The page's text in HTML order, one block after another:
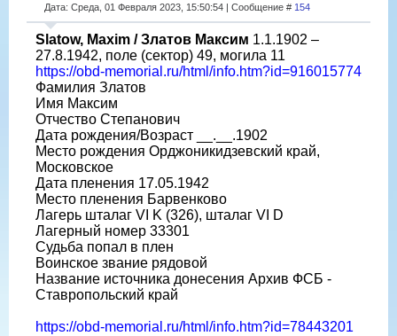
Дата: Среда, 01 Февраля 2023, 15:50:54 | Сообщение # 154
Slatow, Maxim / Златов Максим 1.1.1902 –
27.8.1942, поле (сектор) 49, могила 11
https://obd-memorial.ru/html/info.htm?id=916015774
Фамилия Златов
Имя Максим
Отчество Степанович
Дата рождения/Возраст __.__.1902
Место рождения Орджоникидзевский край,
Московское
Дата пленения 17.05.1942
Место пленения Барвенково
Лагерь шталаг VI K (326), шталаг VI D
Лагерный номер 33301
Судьба попал в плен
Воинское звание рядовой
Название источника донесения Архив ФСБ -
Ставропольский край
https://obd-memorial.ru/html/info.htm?id=78443201